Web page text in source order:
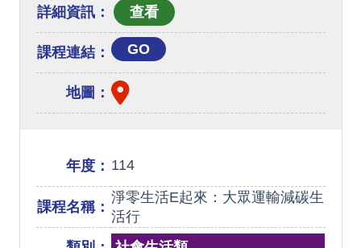
詳細資訊：
課程連結： GO
地圖：
年度： 114
課程名稱：
淨零生活E起來：大眾運輸減碳生
活行